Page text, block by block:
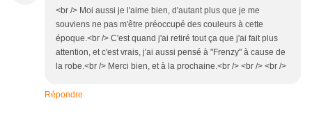
<br /> Moi aussi je l'aime bien, d'autant plus que je me
souviens ne pas m'être préoccupé des couleurs à cette
époque.<br /> C'est quand j'ai retiré tout ça que j'ai fait plus
attention, et c'est vrais, j'ai aussi pensé à "Frenzy" à cause de
la robe.<br /> Merci bien, et à la prochaine.<br /> <br /> <br />
Répondre